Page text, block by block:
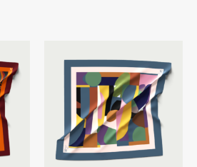
de
preço:
R$ 49,90
R$ 65,00
de
preço:
R$
R$